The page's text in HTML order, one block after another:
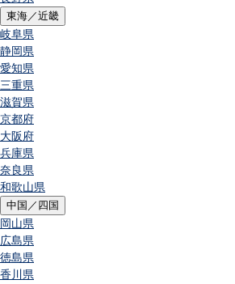
東海／近畿
岐阜県
静岡県
愛知県
三重県
滋賀県
京都府
大阪府
兵庫県
奈良県
和歌山県
中国／四国
岡山県
広島県
徳島県
香川県